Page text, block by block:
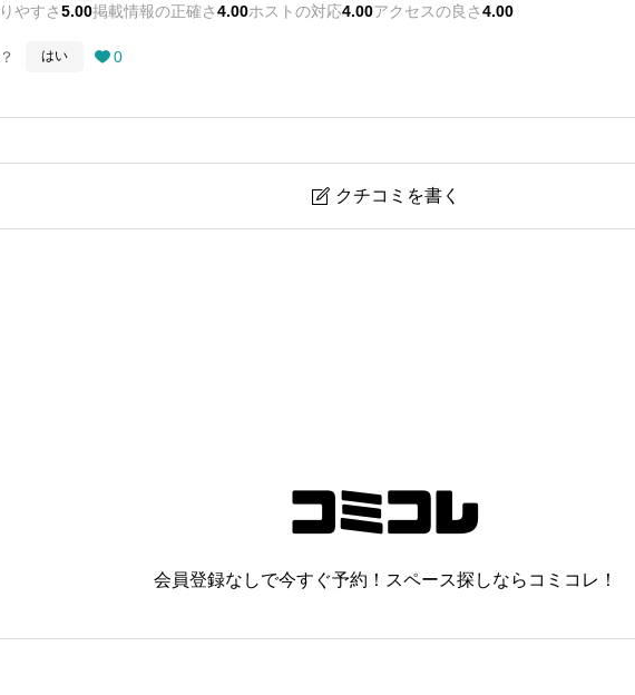
やすさ5.00掲載情報の正確さ4.00ホストの対応4.00アクセスの良さ4.00
はい  0
 クチコミを書く
会員登録なしで今すぐ予約！スペース探しならコミコレ！